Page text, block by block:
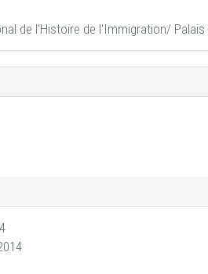
de l'Histoire de l'Immigration/ Palais